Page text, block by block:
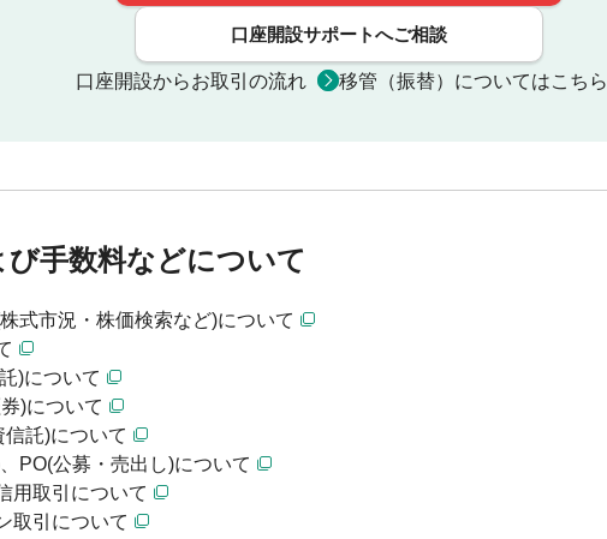
口座開設サポートへご相談
口座開設からお取引の流れ 移管（振替）についてはこちら
び手数料などについて
式市況・株価検索など)について
)について
)について
託)について
PO(公募・売出し)について
用取引について
取引について